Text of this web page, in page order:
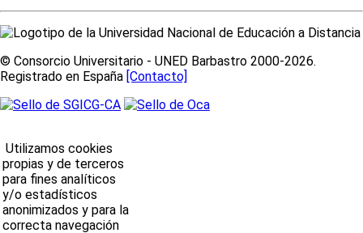
© Consorcio Universitario - UNED Barbastro 2000-2026.
Registrado en España [Contacto]
Utilizamos cookies
propias y de terceros
para fines analíticos
y/o estadísticos
anonimizados y para la
correcta navegación